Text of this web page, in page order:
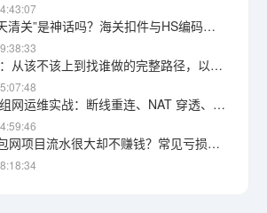
跨境物流“1天清关”是神话吗？海关扣件与HS编码报错的教训
AI 怎么落地：从该不该上到找谁做的完整路径，以及 WG包网 能承接什么
WireGuard 组网运维实战：断线重连、NAT 穿透、监控告警，三道坎怎么过
为什么很多包网项目流水很大却不赚钱？常见亏损黑洞盘点